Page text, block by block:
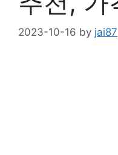
2023-10-16 by jai87